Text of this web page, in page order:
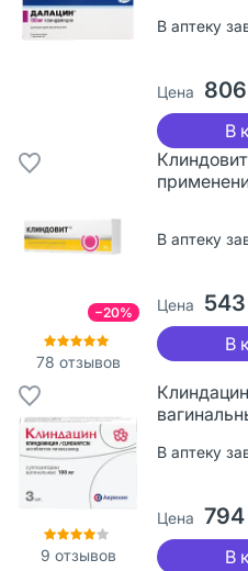
В аптеку
Цена
В
−20%
78 отзывов
В аптеку
Цена
В
9 отзывов
В аптеку
Цена
В